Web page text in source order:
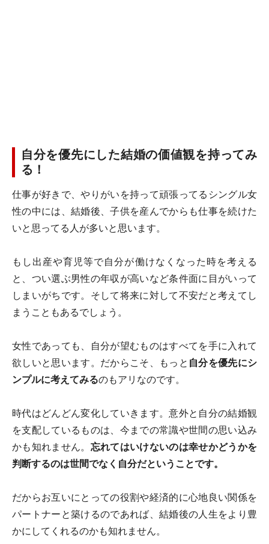
自分を優先にした結婚の価値観を持ってみ
る！
仕事が好きで、やりがいを持って頑張ってるシングル女
性の中には、結婚後、子供を産んでからも仕事を続けた
いと思ってる人が多いと思います。
もし出産や育児等で自分が働けなくなった時を考える
と、つい選ぶ男性の年収が高いなど条件面に目がいって
しまいがちです。そして将来に対して不安だと考えてし
まうこともあるでしょう。
女性であっても、自分が望むものはすべてを手に入れて
欲しいと思います。だからこそ、もっと 自分を優先にシ
ンプルに考えてみるのもアリなのです。
時代はどんどん変化していきます。意外と自分の結婚観
を支配しているものは、今までの常識や世間の思い込み
かも知れません。 忘れてはいけないのは幸せかどうかを
判断するのは世間でなく自分だということです。
だからお互いにとっての役割や経済的に心地良い関係を
パートナーと築けるのであれば、結婚後の人生をより豊
かにしてくれるのかも知れません。